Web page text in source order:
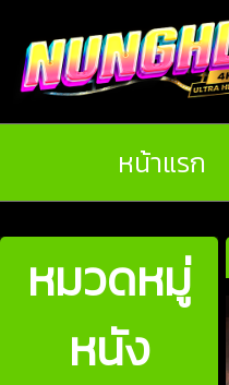
หน้าแรก
หมวดหมู่
หนัง